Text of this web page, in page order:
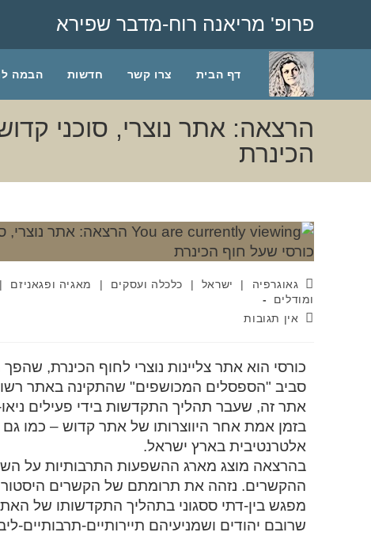
פרופ' מריאנה רוח-מדבר שפירא
דף הבית צרו קשר חדשות הבמה
הרצאה: אתר נוצרי, סוכני
הכינרת
גאוגרפיה | ישראל | כלכלה ועסקים | מאגיה ופגאניזם |
ומודלים
אין תגובות
כורסי הוא אתר צליינות נוצרי לחוף הכינרת,
סביב "הספסלים המכושפים" שהתקינה באתר
אתר זה, שעבר תהליך התקדשות בידי פעילים
בזמן אמת אחר היווצרותו של אתר קדוש – כמו
אלטרנטיבית בארץ ישראל.
בהרצאה מוצג מארג ההשפעות התרבותיות על השיח
ההקשרים. נזהה את תרומתם של הקשרים
מפגש בין-דתי ססגוני בתהליך התקדשותו של
שרובם יהודים ושמניעיהם תיירותיים-תרבותיים-